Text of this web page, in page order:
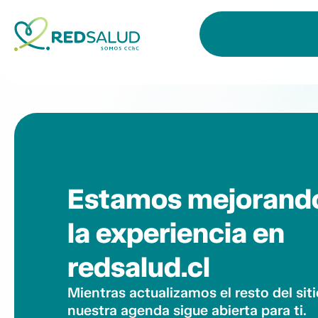
Estamos
la experiencia en
redsalud.cl
Mientras actualizamos el resto del
nuestra agenda sigue abierta para ti.